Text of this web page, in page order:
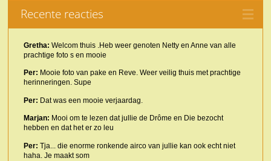
Recente reacties
Gretha: Welcom thuis .Heb weer genoten Netty en Anne van alle
prachtige foto s en mooie
Per: Mooie foto van pake en Reve. Weer veilig thuis met prachtige
herinneringen. Supe
Per: Dat was een mooie verjaardag.
Marjan: Mooi om te lezen dat jullie de Drôme en Die bezocht
hebben en dat het er zo leu
Per: Tja... die enorme ronkende airco van jullie kan ook echt niet
haha. Je maakt som